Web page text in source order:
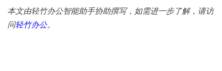
本文由轻竹办公智能助手协助撰写，如需进一步了解，请访
问轻竹办公。